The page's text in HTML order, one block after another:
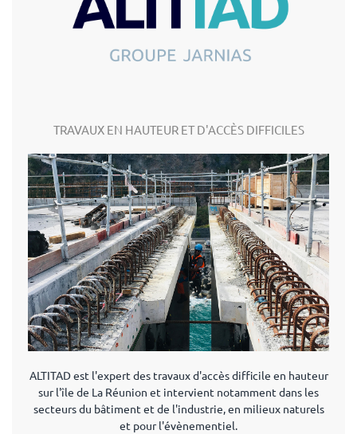
TRAVAUX EN HAUTEUR ET D'ACCÈS DIFFICILES
ALTITAD est l'expert des travaux d'accès difficile en hauteur
sur l'île de La Réunion et intervient notamment dans les
secteurs du bâtiment et de l'industrie, en milieux naturels
et pour l'évènementiel.